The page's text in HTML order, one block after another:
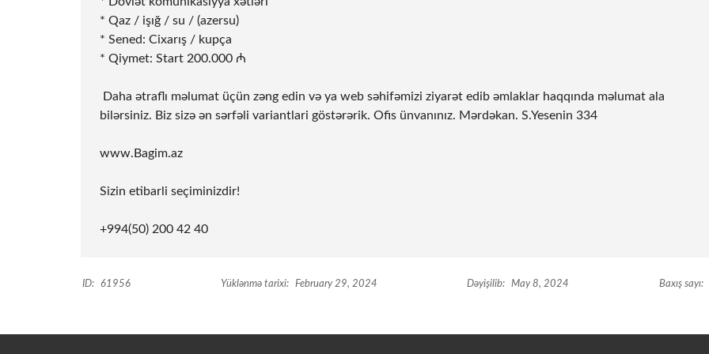
* Qaz / işığ / su / (azersu)
* Sened: Cixarış / kupça
* Qiymet: Start 200.000 ₼
️ Daha ətraflı məlumat üçün zəng edin və ya web səhifəmizi ziyarət edib əmlaklar haqqında məlumat ala
bilərsiniz. Biz sizə ən sərfəli variantlari göstərərik. Ofis ünvanınız. Mərdəkan. S.Yesenin 334
www.Bagim.az
Sizin etibarli seçiminizdir!
+994(50) 200 42 40
ID: 61956 Yüklənmə tarixi: February 29, 2024 Dəyişilib: May 8, 2024 Baxış sayı: